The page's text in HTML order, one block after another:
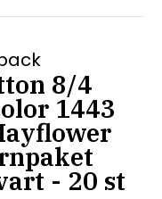
8/4
1443
- 20 st